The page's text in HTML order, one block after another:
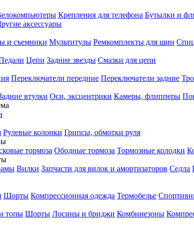
Крепления для телефона Бутылки и
аксессуары
и съемники Мультитулы Ремкомплекты для шин
Цепи Задние звезды Смазки для цепи
Переключатели передние Переключатели задние
втулки Оси, эксцентрики Камеры, флипперы
Рулевые колонки Грипсы, обмотки руля
тормоза Ободные тормоза Тормозные колодки
Вилки Запчасти для вилок и амортизаторов Седла
Шорты Компрессионная одежда Термобелье
топы Шорты Лосины и бриджи Комбинезоны